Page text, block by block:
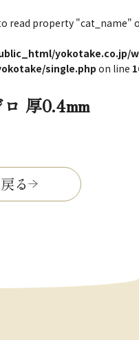
read property "cat_name"
yokotake.co.jp/
single.phpon line
厚0.4mm
る